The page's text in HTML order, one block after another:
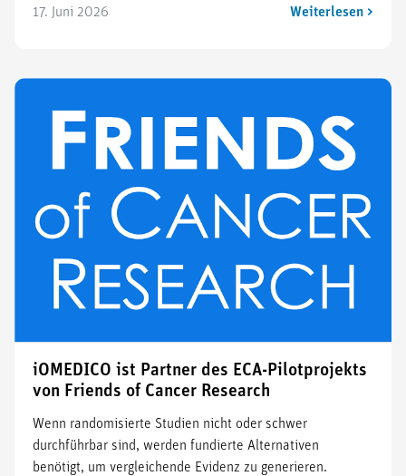
17. Juni 2026 Weiterlesen >
iOMEDICO ist Partner des ECA-Pilotprojekts
von Friends of Cancer Research
Wenn randomisierte Studien nicht oder schwer
durchführbar sind, werden fundierte Alternativen
benötigt, um vergleichende Evidenz zu generieren.